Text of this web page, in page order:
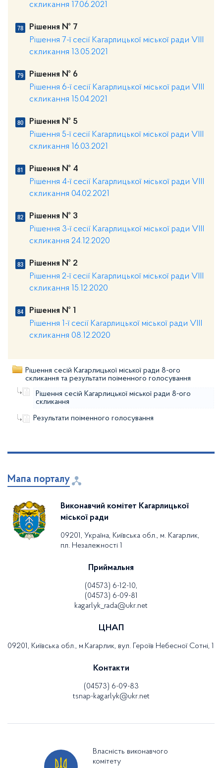
скликання 17.06.2021
Рішення № 7
Рішення 7-ї сесії Кагарлицької міської ради VIII
скликання 13.05.2021
Рішення № 6
Рішення 6-ї сесії Кагарлицької міської ради VIII
скликання 15.04.2021
Рішення № 5
Рішення 5-ї сесії Кагарлицької міської ради VIII
скликання 16.03.2021
Рішення № 4
Рішення 4-ї сесії Кагарлицької міської ради VIII
скликання 04.02.2021
Рішення № 3
Рішення 3-ї сесії Кагарлицької міської ради VIII
скликання 24.12.2020
Рішення № 2
Рішення 2-ї сесії Кагарлицької міської ради VIII
скликання 15.12.2020
Рішення № 1
Рішення 1-ї сесії Кагарлицької міської ради VIII
скликання 08.12.2020
Рішення сесій Кагарлицької міської ради 8-ого
скликання та результати поіменного голосування
Рішення сесій Кагарлицької міської ради 8-ого
скликання
Результати поіменного голосування
Мапа порталу
Виконавчий комітет Кагарлицької
міської ради
09201, Україна, Київська обл., м. Кагарлик,
пл. Незалежності 1
Приймальня
(04573) 6-12-10,
(04573) 6-09-81
kagarlyk_rada@ukr.net
ЦНАП
09201, Київська обл., м.Кагарлик, вул. Героїв Небесної Сотні, 1
Контакти
(04573) 6-09-83
tsnap-kagarlyk@ukr.net
Власність виконавчого
комітету